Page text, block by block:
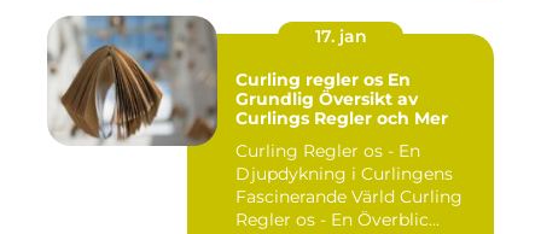
17. jan
Curling regler os En
Grundlig Översikt av
Curlings Regler och Mer
Curling Regler os - En
Djupdykning i Curlingens
Fascinerande Värld Curling
Regler os - En Överblic...